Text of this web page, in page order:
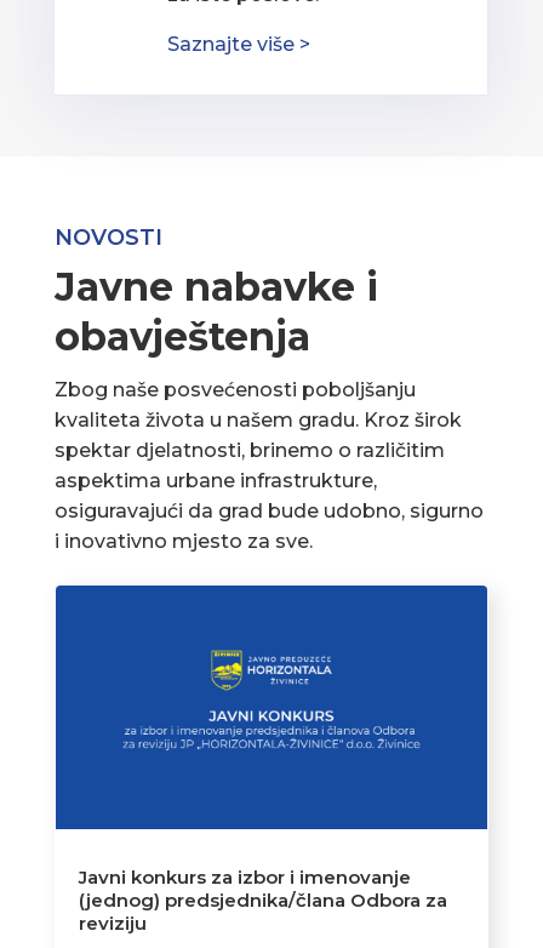
Saznajte više >
NOVOSTI
Javne nabavke i
obavještenja
Zbog naše posvećenosti poboljšanju
kvaliteta života u našem gradu. Kroz širok
spektar djelatnosti, brinemo o različitim
aspektima urbane infrastrukture,
osiguravajući da grad bude udobno, sigurno
i inovativno mjesto za sve.
Javni konkurs za izbor i imenovanje
(jednog) predsjednika/člana Odbora za
reviziju